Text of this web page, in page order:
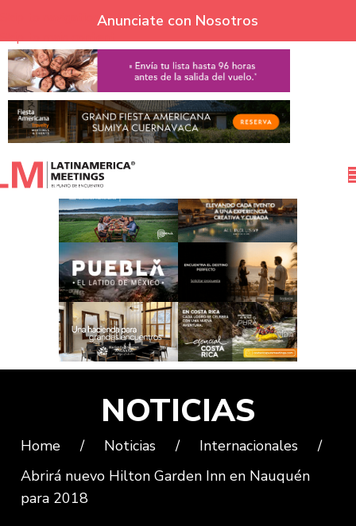
Skip to navigation
Skip to main content
Anunciate con Nosotros
NOTICIAS
Home / Noticias / Internacionales
/
Abrirá nuevo Hilton Garden Inn en Nauquén
para 2018